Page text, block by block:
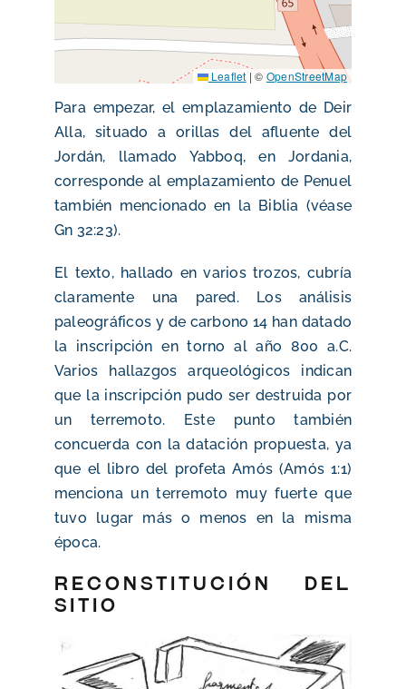
Leaflet | © OpenStreetMap
Para empezar, el emplazamiento de Deir
Alla, situado a orillas del afluente del
Jordán, llamado Yabboq, en Jordania,
corresponde al emplazamiento de Penuel
también mencionado en la Biblia (véase
Gn 32:23).
El texto, hallado en varios trozos, cubría
claramente una pared. Los análisis
paleográficos y de carbono 14 han datado
la inscripción en torno al año 800 a.C.
Varios hallazgos arqueológicos indican
que la inscripción pudo ser destruida por
un terremoto. Este punto también
concuerda con la datación propuesta, ya
que el libro del profeta Amós (Amós 1:1)
menciona un terremoto muy fuerte que
tuvo lugar más o menos en la misma
época.
Reconstitución del
sitio